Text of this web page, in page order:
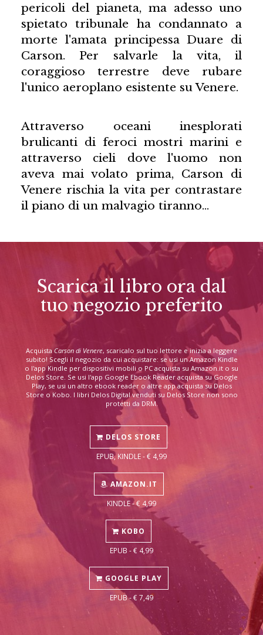
pericoli del pianeta, ma adesso uno
spietato tribunale ha condannato a
morte l'amata principessa Duare di
Carson. Per salvarle la vita, il
coraggioso terrestre deve rubare
l'unico aeroplano esistente su Venere.
Attraverso oceani inesplorati
brulicanti di feroci mostri marini e
attraverso cieli dove l'uomo non
aveva mai volato prima, Carson di
Venere rischia la vita per contrastare
il piano di un malvagio tiranno…
Scarica il libro ora dal
tuo negozio preferito
AcquistaCarson di Venere, scaricalo sul tuo lettore e inizia a leggere
subito! Scegli il negozio da cui acquistare: se usi un Amazon Kindle
o l'app Kindle per dispositivi mobili o PC acquista su Amazon.it o su
Delos Store. Se usi l'app Google Ebook Reader acquista su Google
Play, se usi un altro ebook reader o altre app acquista su Delos
Store o Kobo. I libri Delos Digital venduti su Delos Store non sono
protetti da DRM.
DELOS STORE
EPUB, KINDLE - € 4,99
AMAZON.IT
KINDLE - € 4,99
KOBO
EPUB - € 4,99
GOOGLE PLAY
EPUB - € 7,49